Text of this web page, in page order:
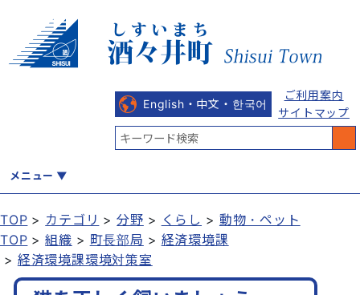
English・中文・한국어
ご利用案内
サイトマップ
メニュー
くらし 健康・福祉 教育・文化
TOP カテゴリ 分野 くらし
動物・ペット
TOP
組織 町長部局
経済環境課
経済環境課環境対策室